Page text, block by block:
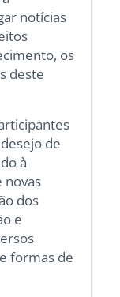
notícias
os
deste
de
à
novas
dos
e
formas de